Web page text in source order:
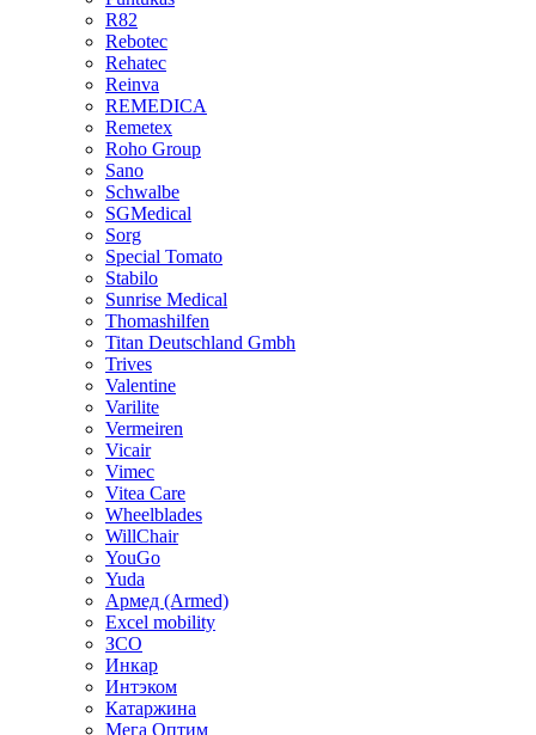
R82
Rebotec
Rehatec
Reinva
REMEDICA
Remetex
Roho Group
Sano
Schwalbe
SGMedical
Sorg
Special Tomato
Stabilo
Sunrise Medical
Thomashilfen
Titan Deutschland Gmbh
Trives
Valentine
Varilite
Vermeiren
Vicair
Vimec
Vitea Care
Wheelblades
WillChair
YouGo
Yuda
Армед (Armed)
Еxcel mobility
ЗСО
Инкар
Интэком
Катаржина
Мега Оптим